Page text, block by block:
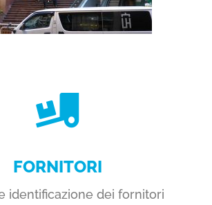
FORNITORI
identificazione dei fornitori